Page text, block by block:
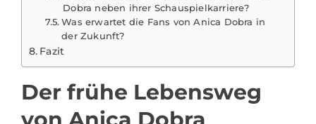
Dobra neben ihrer Schauspielkarriere?
Was erwartet die Fans von Anica Dobra in
der Zukunft?
Fazit
Der frühe Lebensweg